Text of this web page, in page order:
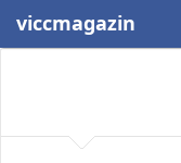
viccmagazin